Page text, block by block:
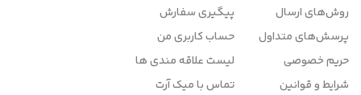
روش‌های ارسال
پرسش‌های متداول
حریم خصوصی
شرایط و قوانین
پیگیری سفارش
حساب کاربری من
لیست علاقه مندی ها
تماس با میک آرت